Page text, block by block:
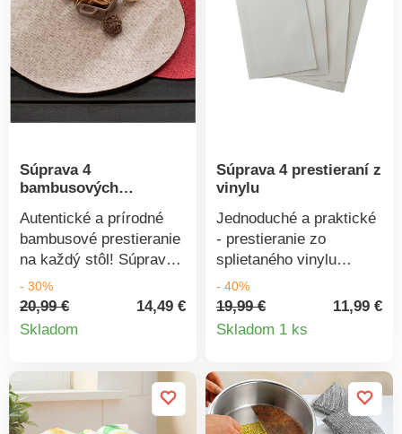
údržba. Veľké rozmery.
Súprava 4 ks rovnakej
farby. Široká ponuka
farieb. Stačí zotrieť
Súprava 4
bambusových
Autentické a prírodné
bambusové prestieranie
na každý stôl! Súprava
4 kusov. Na výber 5
farieb. Možno prať
ručne.
- 30%
20,99 €
14,49 €
Skladom
Súprava 4 prestieraní z
vinylu
Jednoduché a praktické
- prestieranie zo
splietaného vinylu
spoľahlivo ochráni stôl a
zároveň sa postará o
dekoratívny vzhľad.
ako podložku pod vázu
na ochranu stola.
Originálne. Jednoduchá
- 40%
19,99 €
11,99 €
Skladom 1 ks